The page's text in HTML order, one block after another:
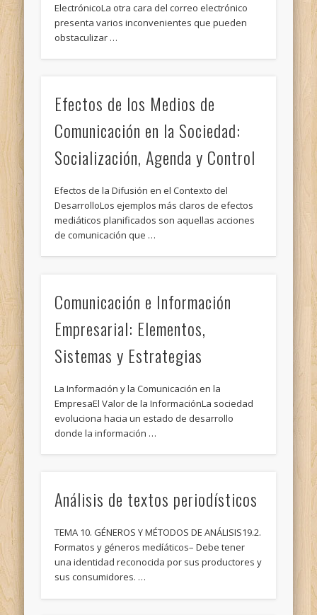
ElectrónicoLa otra cara del correo electrónico
presenta varios inconvenientes que pueden
obstaculizar …
Efectos de los Medios de
Comunicación en la Sociedad:
Socialización, Agenda y Control
Efectos de la Difusión en el Contexto del
DesarrolloLos ejemplos más claros de efectos
mediáticos planificados son aquellas acciones
de comunicación que …
Comunicación e Información
Empresarial: Elementos,
Sistemas y Estrategias
La Información y la Comunicación en la
EmpresaEl Valor de la InformaciónLa sociedad
evoluciona hacia un estado de desarrollo
donde la información …
Análisis de textos periodísticos
TEMA 10. GÉNEROS Y MÉTODOS DE ANÁLISIS19.2.
Formatos y géneros medíáticos– Debe tener
una identidad reconocida por sus productores y
sus consumidores. …